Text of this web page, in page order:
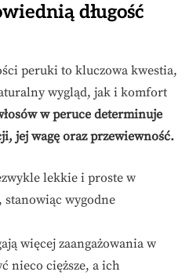
długość
peruki to kluczowa kwestia,
wygląd, jak i komfort
w peruce determinuje
jej wagę oraz przewiewność.
lekkie i proste w
stanowiąc wygodne
więcej zaangażowania w
nieco cięższe, a ich